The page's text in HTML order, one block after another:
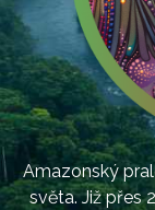
Amazonský
světa. Již přes